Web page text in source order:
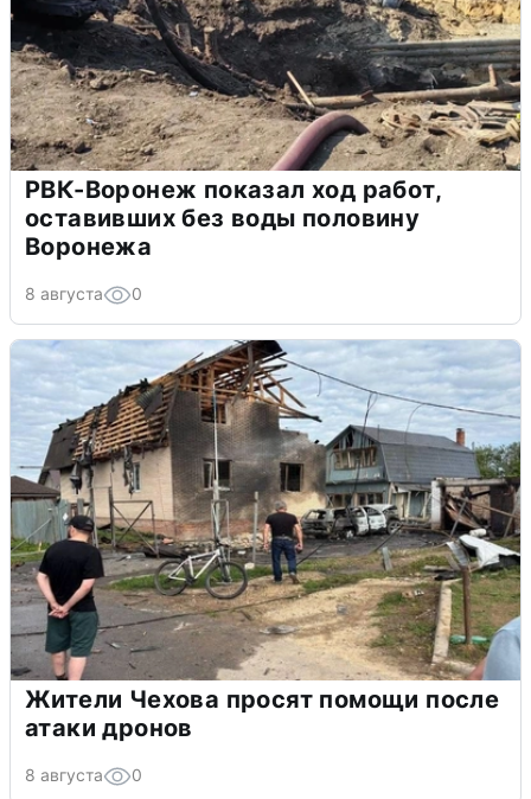
РВК-Воронеж показал ход работ,
оставивших без воды половину
Воронежа
8 августа 0
Жители Чехова просят помощи после
атаки дронов
8 августа 0